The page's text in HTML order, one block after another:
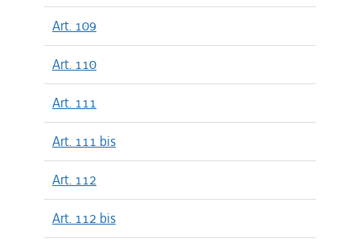
Art. 109
Art. 110
Art. 111
Art. 111 bis
Art. 112
Art. 112 bis